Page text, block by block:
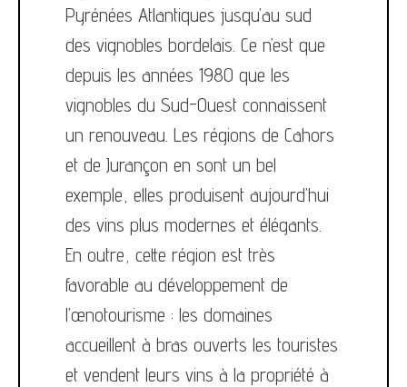
Pyrénées Atlantiques jusqu’au sud
des vignobles bordelais. Ce n’est que
depuis les années 1980 que les
vignobles du Sud-Ouest connaissent
un renouveau. Les régions de Cahors
et de Jurançon en sont un bel
exemple, elles produisent aujourd’hui
des vins plus modernes et élégants.
En outre, cette région est très
favorable au développement de
l’œnotourisme : les domaines
accueillent à bras ouverts les touristes
et vendent leurs vins à la propriété à